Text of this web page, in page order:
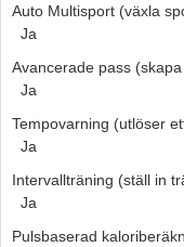
Auto Multisport (växla
Ja
Avancerade pass
Ja
Tempovarning (utlöser
Ja
Intervallträning (ställ in
Ja
Pulsbaserad